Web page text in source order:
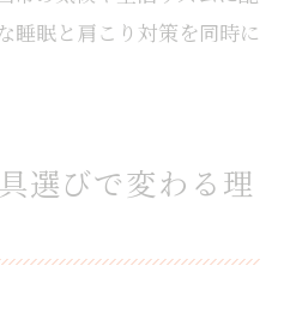
睡眠と肩こり対策を同時に
選びで変わる理